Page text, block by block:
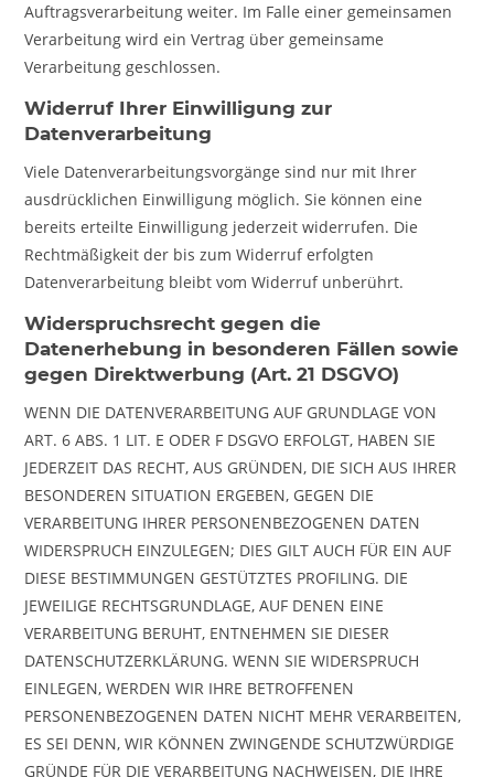
Auftragsverarbeitung weiter. Im Falle einer gemeinsamen
Verarbeitung wird ein Vertrag über gemeinsame
Verarbeitung geschlossen.
Widerruf Ihrer Einwilligung zur
Datenverarbeitung
Viele Datenverarbeitungsvorgänge sind nur mit Ihrer
ausdrücklichen Einwilligung möglich. Sie können eine
bereits erteilte Einwilligung jederzeit widerrufen. Die
Rechtmäßigkeit der bis zum Widerruf erfolgten
Datenverarbeitung bleibt vom Widerruf unberührt.
Widerspruchsrecht gegen die
Datenerhebung in besonderen Fällen sowie
gegen Direktwerbung (Art. 21 DSGVO)
WENN DIE DATENVERARBEITUNG AUF GRUNDLAGE VON
ART. 6 ABS. 1 LIT. E ODER F DSGVO ERFOLGT, HABEN SIE
JEDERZEIT DAS RECHT, AUS GRÜNDEN, DIE SICH AUS IHRER
BESONDEREN SITUATION ERGEBEN, GEGEN DIE
VERARBEITUNG IHRER PERSONENBEZOGENEN DATEN
WIDERSPRUCH EINZULEGEN; DIES GILT AUCH FÜR EIN AUF
DIESE BESTIMMUNGEN GESTÜTZTES PROFILING. DIE
JEWEILIGE RECHTSGRUNDLAGE, AUF DENEN EINE
VERARBEITUNG BERUHT, ENTNEHMEN SIE DIESER
DATENSCHUTZERKLÄRUNG. WENN SIE WIDERSPRUCH
EINLEGEN, WERDEN WIR IHRE BETROFFENEN
PERSONENBEZOGENEN DATEN NICHT MEHR VERARBEITEN,
ES SEI DENN, WIR KÖNNEN ZWINGENDE SCHUTZWÜRDIGE
GRÜNDE FÜR DIE VERARBEITUNG NACHWEISEN, DIE IHRE